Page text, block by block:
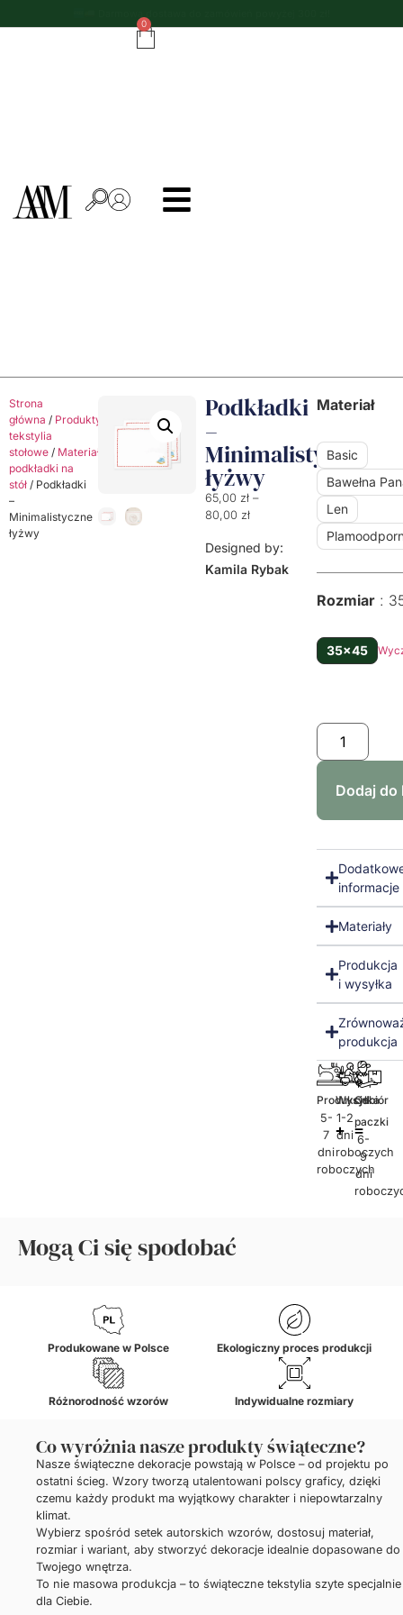
0
Strona
główna / Produkty
Dekoracyjne
tekstylia
stołowe / Materiałowe
podkładki na
stół / Podkładki
–
Minimalistyczne
łyżwy
Podkładki
–
Minimalistyczne
łyżwy
65,00 zł –
80,00 zł
Designed by:
Kamila Rybak
Materiał
Basic
Bawełna
Len
Rozmiar
35x45
Dodaj do
informacje
Materiały
Produkcja
i wysyłka
produkcja
Produkcja
5-
7
dni
roboczych
Wysyłka
1-2
dni
roboczych
Odbiór
paczki
6-
9
dni
Mogą Ci się spodobać
Produkowane w Polsce Ekologiczny proces produkcji
Różnorodność wzorów Indywidualne rozmiary
Co wyróżnia nasze produkty świąteczne?
Nasze świąteczne dekoracje powstają w Polsce – od projektu po
ostatni ścieg. Wzory tworzą utalentowani polscy graficy, dzięki
czemu każdy produkt ma wyjątkowy charakter i niepowtarzalny
klimat.
Wybierz spośród setek autorskich wzorów, dostosuj materiał,
rozmiar i wariant, aby stworzyć dekoracje idealnie dopasowane do
Twojego wnętrza.
To nie masowa produkcja – to świąteczne tekstylia szyte specjalnie
dla Ciebie.